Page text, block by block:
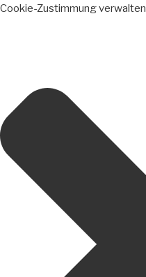
Cookie-Zustimmung verwalten